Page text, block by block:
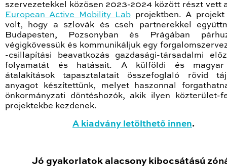
szervezetekkel közösen 2023-2024 között részt vett
European Active Mobility Lab projektben. A
volt, hogy a szlovák és cseh partnerekkel
Budapesten, Pozsonyban és Prágában
végigkövessük és kommunikáljuk egy
-csillapítási beavatkozás gazdasági-társadalmi
folyamatát és hatásait. A külföldi és magyar
átalakítások tapasztalatait összefoglaló rövid
anyagot készítettünk, melyet haszonnal
önkormányzati döntéshozók, akik ilyen közterület-
projektekbe kezdenek.
A kiadvány letölthető innen.
Jó gyakorlatok alacsony kibocsátású